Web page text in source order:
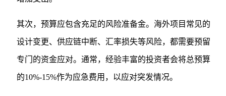
其次，预算应包含充足的风险准备金。海外项目常见的
设计变更、供应链中断、汇率损失等风险，都需要预留
专门的资金应对。通常，经验丰富的投资者会将总预算
的10%-15%作为应急费用，以应对突发情况。